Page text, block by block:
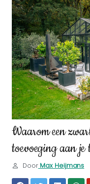
Waarom een
toevoeging aan
DoorMax Heijmans